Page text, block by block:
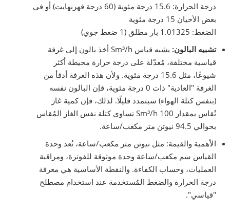
درجة الحرارة: 15.6 درجة مئوية (60 درجة فهرنهايت) أو في
بعض الأحيان 15 درجة مئوية
الضغط: 1.01325 بار مطلق (1 ضغط جوي)
تشبيه البالون:
يشبه قياس Sm³/h أخذ بالون إلى غرفة
قياسية مختلفة، مُعدّلة على درجة حرارة محيطة أكثر
شيوعًا، مثل 15.6 درجة مئوية. ولأن هذه الغرفة أدفأ من
الغرفة "العادية" ذات 0 درجة مئوية، فإن البالون نفسه
(بنفس كتلة الهواء) سيتمدد قليلًا. لذلك، فإن كمية غاز
تُقاس بمقدار 100 Sm³/h تساوي كتلة نفس الغاز المُقاس
بحوالي 94.5 نيوتن متر مكعب/ساعة.
الأهمية والقيمة: مثل نيوتن متر مكعب/ساعة، تُعد وحدة
القياس سم مكعب/ساعة وحدة موثوقة للفوترة، ومراقبة
العمليات، وحساب الكفاءة. والنقطة الأساسية هي معرفة
درجة الحرارة والضغط المُستخدمة عند استخدام مصطلح
"قياسي".